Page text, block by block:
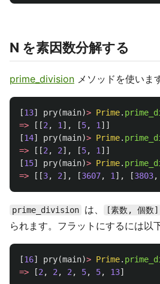
N を素因数分解する
prime_division メソッドを使いま
[13] pry(main)> Prime.
=>
[[2 , 1 ], [5, 1 ]]
[14] pry(main)> Prime.
=>
[[2 , 2], [5, 1 ]]
[15] pry(main)> Prime.
=>
[[3, 2], [3607, 1 ], [3803,
prime_division は、 [素数, 個数]
られます。フラットにするには以
[16] pry(main)> Prime.
=>
[2 , 2 , 2 , 5, 5, 13]